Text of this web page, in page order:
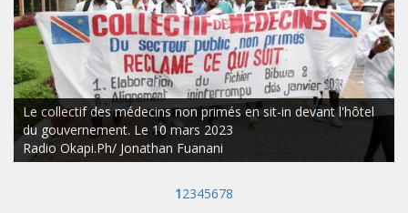
Le collectif des médecins non primés en sit-in devant l'hôtel
du gouvernement. Le 10 mars 2023
Radio Okapi.Ph/ Jonathan Fuanani
12345678